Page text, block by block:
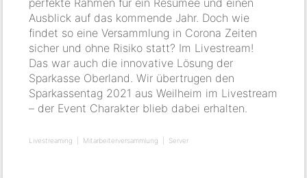
perfekte Rahmen für ein Resümee und einen
Ausblick auf das kommende Jahr. Doch wie
findet so eine Versammlung in Corona Zeiten
sicher und ohne Risiko statt? Im Livestream!
Das war auch die innovative Lösung der
Sparkasse Oberland. Wir übertrugen den
Sparkassentag 2021 aus Weilheim im Livestream
– der Event Charakter blieb dabei erhalten.
Livestreaming Mitarbeiterversammlung Server